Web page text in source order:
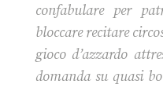
confabulare per
bloccare recitare
gioco d’azzardo
domanda su quasi